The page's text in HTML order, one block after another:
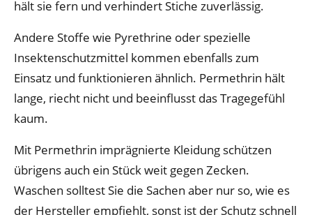
hält sie fern und verhindert Stiche zuverlässig.
Andere Stoffe wie Pyrethrine oder spezielle
Insektenschutzmittel kommen ebenfalls zum
Einsatz und funktionieren ähnlich. Permethrin hält
lange, riecht nicht und beeinflusst das Tragegefühl
kaum.
Mit Permethrin imprägnierte Kleidung schützen
übrigens auch ein Stück weit gegen Zecken.
Waschen solltest Sie die Sachen aber nur so, wie es
der Hersteller empfiehlt, sonst ist der Schutz schnell